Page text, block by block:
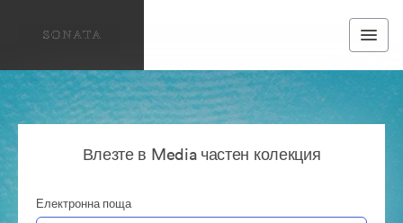
Влезте в Media частен колекция
Електронна поща